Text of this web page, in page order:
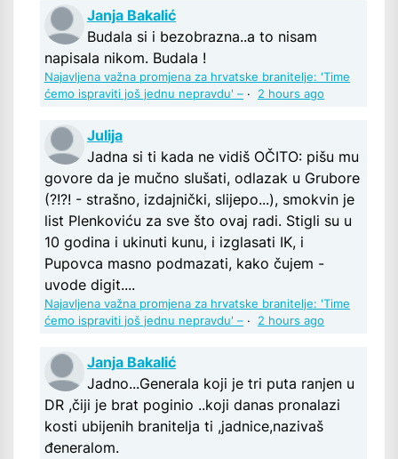
Janja Bakalić
Budala si i bezobrazna..a to nisam
napisala nikom. Budala !
Najavljena važna promjena za hrvatske branitelje: 'Time
ćemo ispraviti još jednu nepravdu' – · 2 hours ago
Julija
Jadna si ti kada ne vidiš OČITO: pišu mu
govore da je mučno slušati, odlazak u Grubore
(?!?! - strašno, izdajnički, slijepo...), smokvin je
list Plenkoviću za sve što ovaj radi. Stigli su u
10 godina i ukinuti kunu, i izglasati IK, i
Pupovca masno podmazati, kako čujem -
uvode digit....
Najavljena važna promjena za hrvatske branitelje: 'Time
ćemo ispraviti još jednu nepravdu' – · 2 hours ago
Janja Bakalić
Jadno...Generala koji je tri puta ranjen u
DR ,čiji je brat poginio ..koji danas pronalazi
kosti ubijenih branitelja ti ,jadnice,nazivaš
đeneralom.